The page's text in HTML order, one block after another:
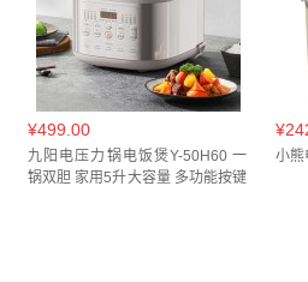
¥499.00
九阳电压力锅电饭煲Y-50H60 一
锅双胆 家用5升大容量 多功能按键
小熊